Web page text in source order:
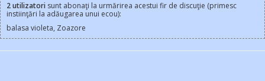
2 utilizatori sunt abonaţi la urmărirea acestui fir de discuţie (primesc
instiinţări la adăugarea unui ecou):
balasa violeta, Zoazore